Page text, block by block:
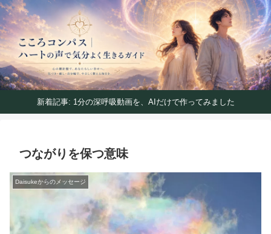
ハートの声で気分よく生きるガイド
こころコンパス｜ハートの声で気分よく生きるガイ
ド
新着記事: 1分の深呼吸動画を、AIだけで作ってみました
つながりを保つ意味
Daisukeからのメッセージ